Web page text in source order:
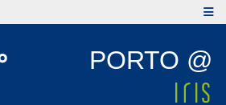
PORTO @